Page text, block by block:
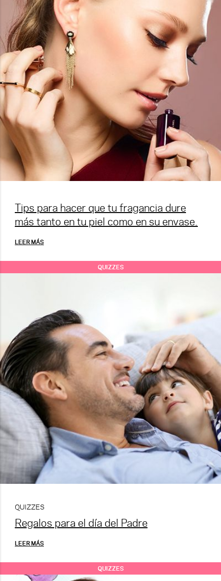
Tips para hacer que tu fragancia dure
más tanto en tu piel como en su envase.
LEER MÁS
QUIZZES
QUIZZES
Regalos para el día del Padre
LEER MÁS
QUIZZES